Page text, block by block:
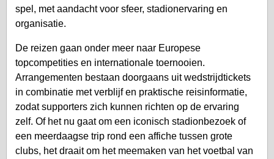
spel, met aandacht voor sfeer, stadionervaring en
organisatie.
De reizen gaan onder meer naar Europese
topcompetities en internationale toernooien.
Arrangementen bestaan doorgaans uit wedstrijdtickets
in combinatie met verblijf en praktische reisinformatie,
zodat supporters zich kunnen richten op de ervaring
zelf. Of het nu gaat om een iconisch stadionbezoek of
een meerdaagse trip rond een affiche tussen grote
clubs, het draait om het meemaken van het voetbal van